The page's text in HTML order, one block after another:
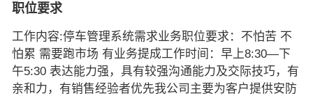
职位要求
工作内容:停车管理系统需求业务职位要求：不怕苦 不
怕累 需要跑市场 有业务提成工作时间：早上8:30—下
午5:30 表达能力强，具有较强沟通能力及交际技巧，有
亲和力，有销售经验者优先我公司主要为客户提供安防